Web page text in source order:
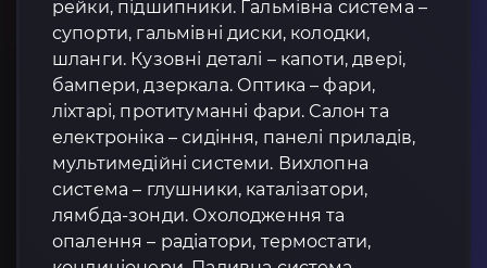
рейки, підшипники. Гальмівна система –
супорти, гальмівні диски, колодки,
шланги. Кузовні деталі – капоти, двері,
бампери, дзеркала. Оптика – фари,
ліхтарі, протитуманні фари. Салон та
електроніка – сидіння, панелі приладів,
мультимедійні системи. Вихлопна
система – глушники, каталізатори,
лямбда-зонди. Охолодження та
опалення – радіатори, термостати,